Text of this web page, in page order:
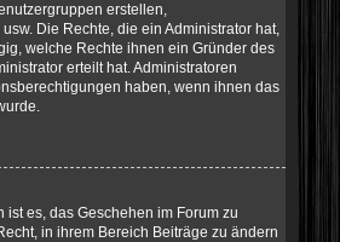
erstellen,
Die Rechte, die ein Administrator hat,
welche Rechte ihnen ein Gründer des
erteilt hat. Administratoren
haben, wenn ihnen das
ist es, das Geschehen im Forum zu
in ihrem Bereich Beiträge zu ändern